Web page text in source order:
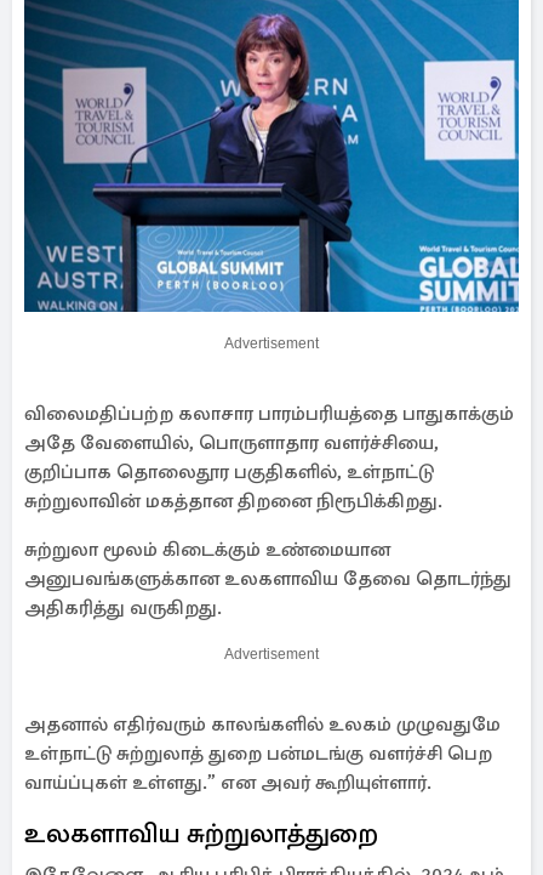
Advertisement
விலைமதிப்பற்ற கலாசார பாரம்பரியத்தை பாதுகாக்கும்
அதே வேளையில், பொருளாதார வளர்ச்சியை,
குறிப்பாக தொலைதூர பகுதிகளில், உள்நாட்டு
சுற்றுலாவின் மகத்தான திறனை நிரூபிக்கிறது.
சுற்றுலா மூலம் கிடைக்கும் உண்மையான
அனுபவங்களுக்கான உலகளாவிய தேவை தொடர்ந்து
அதிகரித்து வருகிறது.
Advertisement
அதனால் எதிர்வரும் காலங்களில் உலகம் முழுவதுமே
உள்நாட்டு சுற்றுலாத் துறை பன்மடங்கு வளர்ச்சி பெற
வாய்ப்புகள் உள்ளது.” என அவர் கூறியுள்ளார்.
உலகளாவிய சுற்றுலாத்துறை